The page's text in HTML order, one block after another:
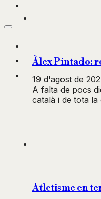
Àlex Pintado:
19 d'agost de
A falta de pocs
català i de tota
Atletisme en